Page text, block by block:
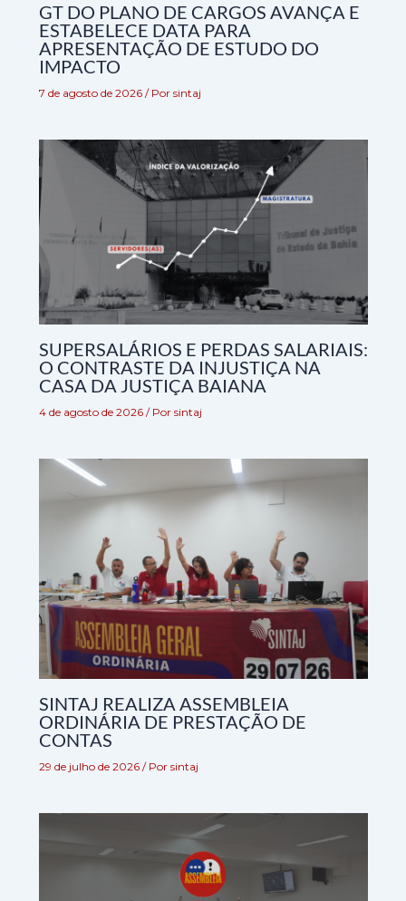
GT DO PLANO DE CARGOS AVANÇA E
ESTABELECE DATA PARA
APRESENTAÇÃO DE ESTUDO DO
IMPACTO
7 de agosto de 2026 / Por sintaj
SUPERSALÁRIOS E PERDAS SALARIAIS:
O CONTRASTE DA INJUSTIÇA NA
CASA DA JUSTIÇA BAIANA
4 de agosto de 2026 / Por sintaj
SINTAJ REALIZA ASSEMBLEIA
ORDINÁRIA DE PRESTAÇÃO DE
CONTAS
29 de julho de 2026 / Por sintaj